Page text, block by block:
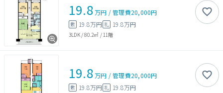
19.8万円 /管理費20,000円
敷 19.8万円 礼 19.8万円
3LDK/80.2㎡ / 11階
19.8万円 /管理費20,000円
敷 19.8万円 礼 19.8万円